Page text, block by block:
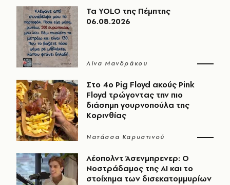
Τα YOLO της Πέμπτης
06.08.2026
Λίνα Μανδράκου
Στο 4ο Pig Floyd ακούς Pink
Floyd τρώγοντας την πιο
διάσημη γουρνοπούλα της
Κορινθίας
Νατάσσα Καρυστινού
Λέοπολντ Άσενμπρενερ: Ο
Νοστράδαμος της AI και το
στοίχημα των δισεκατομμυρίων